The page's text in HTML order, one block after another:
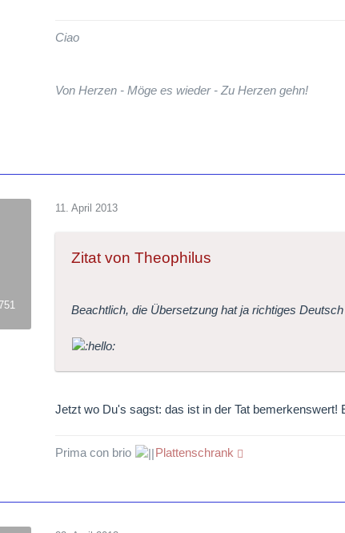
Ciao
Von Herzen - Möge es wieder - Zu Herzen gehn!
11. April 2013
Zitat von Theophilus
Beachtlich, die Übersetzung hat ja richtiges
Jetzt wo Du's sagst: das ist in der Tat
Prima con brio Plattenschrank